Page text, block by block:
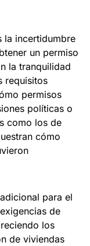
la incertidumbre
un permiso
la tranquilidad
requisitos
permisos
políticas o
como los de
cómo
para el
de
los
de viviendas